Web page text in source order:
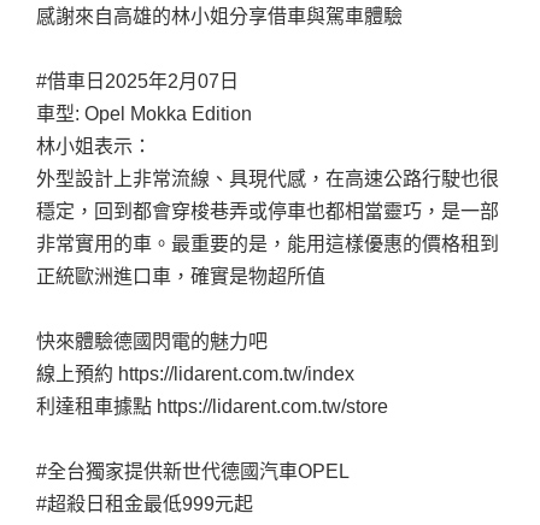
感謝來自高雄的林小姐分享借車與駕車體驗
#借車日2025年2月07日
車型: Opel Mokka Edition
林小姐表示：
外型設計上非常流線、具現代感，在高速公路行駛也很
穩定，回到都會穿梭巷弄或停車也都相當靈巧，是一部
非常實用的車。最重要的是，能用這樣優惠的價格租到
正統歐洲進口車，確實是物超所值
快來體驗德國閃電的魅力吧
線上預約 https://lidarent.com.tw/index
利達租車據點 https://lidarent.com.tw/store
#全台獨家提供新世代德國汽車OPEL
#超殺日租金最低999元起